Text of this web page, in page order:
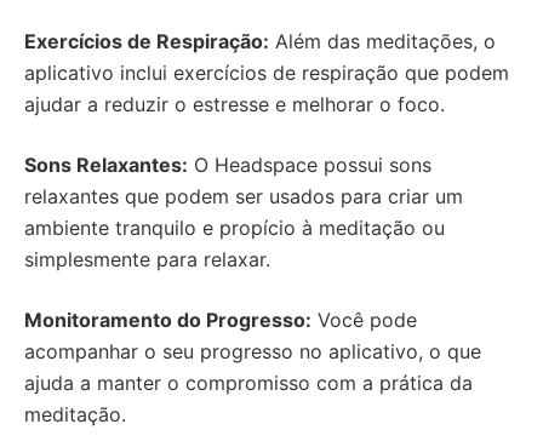
Exercícios de Respiração: Além das meditações, o
aplicativo inclui exercícios de respiração que podem
ajudar a reduzir o estresse e melhorar o foco.
Sons Relaxantes: O Headspace possui sons
relaxantes que podem ser usados para criar um
ambiente tranquilo e propício à meditação ou
simplesmente para relaxar.
Monitoramento do Progresso: Você pode
acompanhar o seu progresso no aplicativo, o que
ajuda a manter o compromisso com a prática da
meditação.